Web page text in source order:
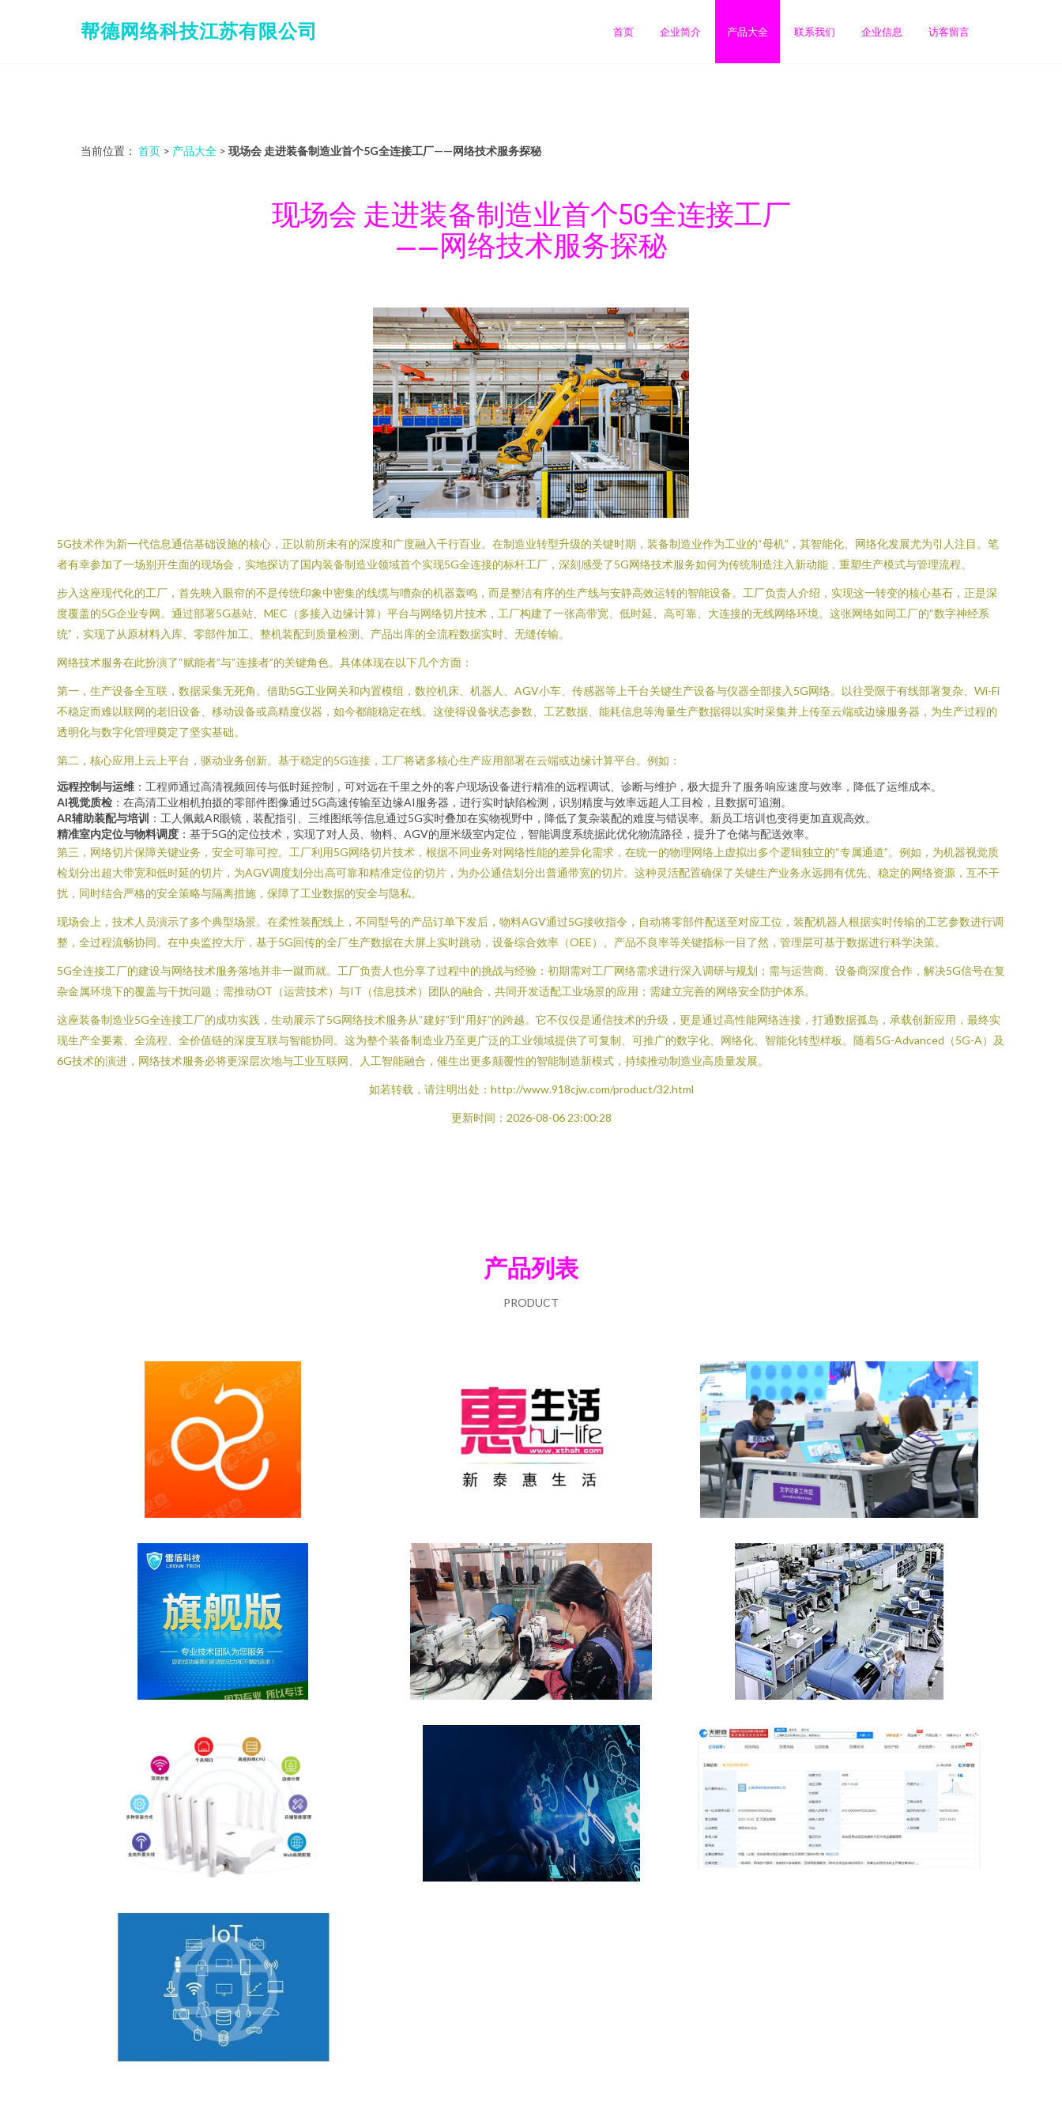
帮德网络科技江苏有限公司 首页 企业简介 产品大全 联系我们 企业信息 访客留言
当前位置： 首页 > 产品大全 > 现场会 走进装备制造业首个5G全连接工厂——网络技术服务探秘
现场会 走进装备制造业首个5G全连接工厂
——网络技术服务探秘
5G技术作为新一代信息通信基础设施的核心，正以前所未有的深度和广度融入千行百业。在制造业转型升级的关键时期，装备制造业作为工业的“母机”，其智能化、网络化发展尤为引人注目。笔
者有幸参加了一场别开生面的现场会，实地探访了国内装备制造业领域首个实现5G全连接的标杆工厂，深刻感受了5G网络技术服务如何为传统制造注入新动能，重塑生产模式与管理流程。
步入这座现代化的工厂，首先映入眼帘的不是传统印象中密集的线缆与嘈杂的机器轰鸣，而是整洁有序的生产线与安静高效运转的智能设备。工厂负责人介绍，实现这一转变的核心基石，正是深
度覆盖的5G企业专网。通过部署5G基站、MEC（多接入边缘计算）平台与网络切片技术，工厂构建了一张高带宽、低时延、高可靠、大连接的无线网络环境。这张网络如同工厂的“数字神经系
统”，实现了从原材料入库、零部件加工、整机装配到质量检测、产品出库的全流程数据实时、无缝传输。
网络技术服务在此扮演了“赋能者”与“连接者”的关键角色。具体体现在以下几个方面：
第一，生产设备全互联，数据采集无死角。借助5G工业网关和内置模组，数控机床、机器人、AGV小车、传感器等上千台关键生产设备与仪器全部接入5G网络。以往受限于有线部署复杂、Wi-Fi
不稳定而难以联网的老旧设备、移动设备或高精度仪器，如今都能稳定在线。这使得设备状态参数、工艺数据、能耗信息等海量生产数据得以实时采集并上传至云端或边缘服务器，为生产过程的
透明化与数字化管理奠定了坚实基础。
第二，核心应用上云上平台，驱动业务创新。基于稳定的5G连接，工厂将诸多核心生产应用部署在云端或边缘计算平台。例如：
远程控制与运维 ：工程师通过高清视频回传与低时延控制，可对远在千里之外的客户现场设备进行精准的远程调试、诊断与维护，极大提升了服务响应速度与效率，降低了运维成本。
AI视觉质检 ：在高清工业相机拍摄的零部件图像通过5G高速传输至边缘AI服务器，进行实时缺陷检测，识别精度与效率远超人工目检，且数据可追溯。
AR辅助装配与培训 ：工人佩戴AR眼镜，装配指引、三维图纸等信息通过5G实时叠加在实物视野中，降低了复杂装配的难度与错误率。新员工培训也变得更加直观高效。
精准室内定位与物料调度 ：基于5G的定位技术，实现了对人员、物料、AGV的厘米级室内定位，智能调度系统据此优化物流路径，提升了仓储与配送效率。
第三，网络切片保障关键业务，安全可靠可控。工厂利用5G网络切片技术，根据不同业务对网络性能的差异化需求，在统一的物理网络上虚拟出多个逻辑独立的“专属通道”。例如，为机器视觉质
检划分出超大带宽和低时延的切片，为AGV调度划分出高可靠和精准定位的切片，为办公通信划分出普通带宽的切片。这种灵活配置确保了关键生产业务永远拥有优先、稳定的网络资源，互不干
扰，同时结合严格的安全策略与隔离措施，保障了工业数据的安全与隐私。
现场会上，技术人员演示了多个典型场景。在柔性装配线上，不同型号的产品订单下发后，物料AGV通过5G接收指令，自动将零部件配送至对应工位，装配机器人根据实时传输的工艺参数进行调
整，全过程流畅协同。在中央监控大厅，基于5G回传的全厂生产数据在大屏上实时跳动，设备综合效率（OEE）、产品不良率等关键指标一目了然，管理层可基于数据进行科学决策。
5G全连接工厂的建设与网络技术服务落地并非一蹴而就。工厂负责人也分享了过程中的挑战与经验：初期需对工厂网络需求进行深入调研与规划；需与运营商、设备商深度合作，解决5G信号在复
杂金属环境下的覆盖与干扰问题；需推动OT（运营技术）与IT（信息技术）团队的融合，共同开发适配工业场景的应用；需建立完善的网络安全防护体系。
这座装备制造业5G全连接工厂的成功实践，生动展示了5G网络技术服务从“建好”到“用好”的跨越。它不仅仅是通信技术的升级，更是通过高性能网络连接，打通数据孤岛，承载创新应用，最终实
现生产全要素、全流程、全价值链的深度互联与智能协同。这为整个装备制造业乃至更广泛的工业领域提供了可复制、可推广的数字化、网络化、智能化转型样板。随着5G-Advanced（5G-A）及
6G技术的演进，网络技术服务必将更深层次地与工业互联网、人工智能融合，催生出更多颠覆性的智能制造新模式，持续推动制造业高质量发展。
如若转载，请注明出处：http://www.918cjw.com/product/32.html
更新时间：2026-08-06 23:00:28
产品列表
PRODUCT